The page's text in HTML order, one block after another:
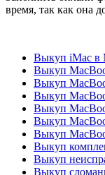
время, так как она
Выкуп iMac в
Выкуп
Выкуп
Выкуп
Выкуп
Выкуп
Выкуп
Выкуп
Выкуп
Выкуп